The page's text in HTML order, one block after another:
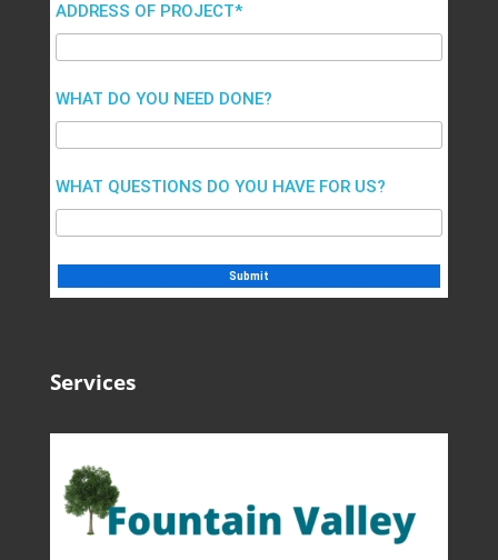
ADDRESS OF PROJECT*
WHAT DO YOU NEED DONE?
WHAT QUESTIONS DO YOU HAVE FOR US?
Services